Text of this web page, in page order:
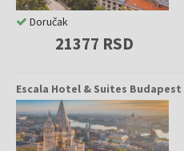
21377 RSD
Doručak
Escala Hotel & Suites Budapest